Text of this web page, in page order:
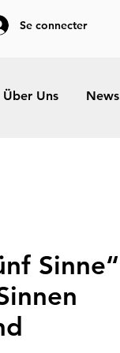
Se connecter
Über Uns News
Sinne“